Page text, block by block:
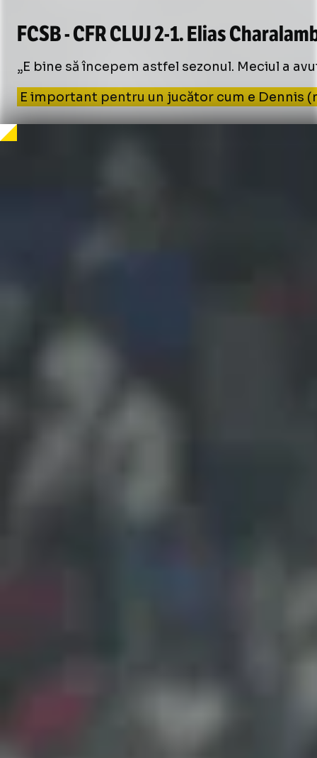
FCSB - CFR CLUJ2-1. Elias
„E bine să începem astfel sezonul. Meciul a
E important pentru un jucător cum e Dennis